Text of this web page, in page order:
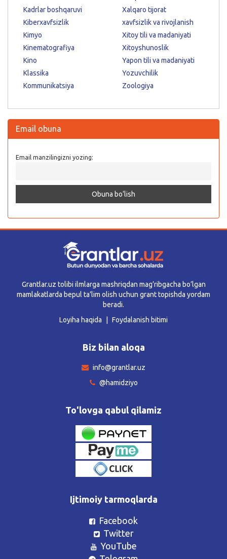
Kadrlar boshqaruvi
Kiberxavfsizlik
Kimyo
Kinematografiya
Kino
Klassika
Kommunikatsiya
Xalqaro tijorat
xavfsizlik va rivojlanish
Xitoy tili va madaniyati
Xitoyshunoslik
Yapon tili va madaniyati
Yozuvchilik
Zoologiya
Email obuna
Email manzilingizni yozing:
Grantlar.uz tolibi ilmlarga mashriqdan mag’ribgacha bo’lgan
mamlakatlarda bepul ta’lim olish uchun grant topishda yordam
beradi.
Loyiha haqida
Foydalanish bitimi
Biz bilan aloqa
info@grantlar.uz
@hamidziyo
To'lovga qabul qilamiz
Ijtimoiy tarmoqlarda
Facebook
Twitter
YouTube